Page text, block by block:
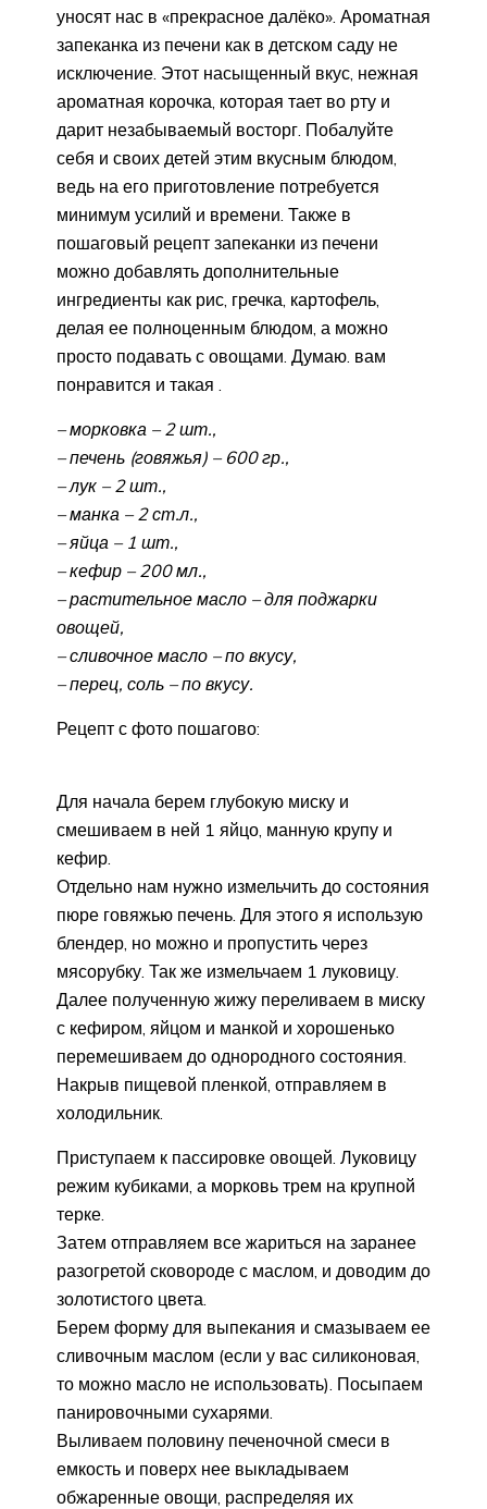
уносят нас в «прекрасное далёко». Ароматная
запеканка из печени как в детском саду не
исключение. Этот насыщенный вкус, нежная
ароматная корочка, которая тает во рту и
дарит незабываемый восторг. Побалуйте
себя и своих детей этим вкусным блюдом,
ведь на его приготовление потребуется
минимум усилий и времени. Также в
пошаговый рецепт запеканки из печени
можно добавлять дополнительные
ингредиенты как рис, гречка, картофель,
делая ее полноценным блюдом, а можно
просто подавать с овощами. Думаю. вам
понравится и такая .
– морковка – 2 шт.,
– печень (говяжья) – 600 гр.,
– лук – 2 шт.,
– манка – 2 ст.л.,
– яйца – 1 шт.,
– кефир – 200 мл.,
– растительное масло – для поджарки
овощей,
– сливочное масло – по вкусу,
– перец, соль – по вкусу.
Рецепт с фото пошагово:
Для начала берем глубокую миску и
смешиваем в ней 1 яйцо, манную крупу и
кефир.
Отдельно нам нужно измельчить до состояния
пюре говяжью печень. Для этого я использую
блендер, но можно и пропустить через
мясорубку. Так же измельчаем 1 луковицу.
Далее полученную жижу переливаем в миску
с кефиром, яйцом и манкой и хорошенько
перемешиваем до однородного состояния.
Накрыв пищевой пленкой, отправляем в
холодильник.
Приступаем к пассировке овощей. Луковицу
режим кубиками, а морковь трем на крупной
терке.
Затем отправляем все жариться на заранее
разогретой сковороде с маслом, и доводим до
золотистого цвета.
Берем форму для выпекания и смазываем ее
сливочным маслом (если у вас силиконовая,
то можно масло не использовать). Посыпаем
панировочными сухарями.
Выливаем половину печеночной смеси в
емкость и поверх нее выкладываем
обжаренные овощи, распределяя их